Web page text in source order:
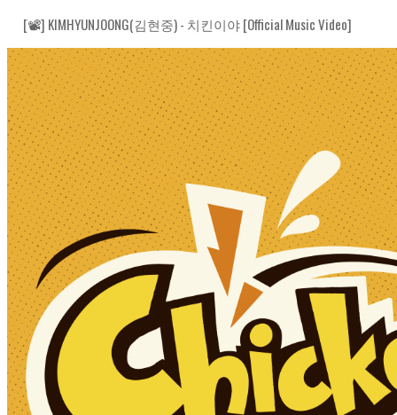
[📽] KIMHYUNJOONG(김현중) - 치킨이야 [Official Music Video]